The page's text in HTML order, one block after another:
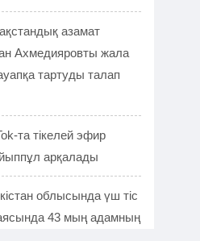
азамат
Ахмедияровты жала
тартуды талап
та тікелей эфир
арқалады
облысында үш тіс
43 мың адамның